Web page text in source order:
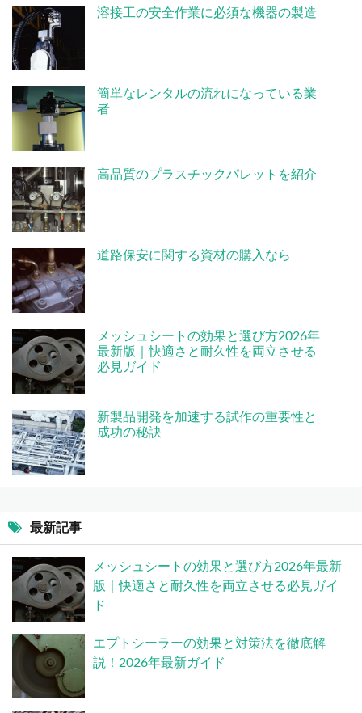
溶接工の安全作業に必須な機器の製造
簡単なレンタルの流れになっている業
者
高品質のプラスチックパレットを紹介
道路保安に関する資材の購入なら
メッシュシートの効果と選び方2026年
最新版｜快適さと耐久性を両立させる
必見ガイド
新製品開発を加速する試作の重要性と
成功の秘訣
最新記事
メッシュシートの効果と選び方2026年最新
版｜快適さと耐久性を両立させる必見ガイ
ド
エプトシーラーの効果と対策法を徹底解
説！2026年最新ガイド